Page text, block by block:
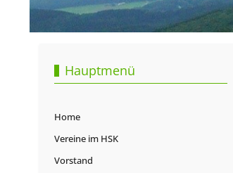
Hauptmenü
Home
Vereine im HSK
Vorstand